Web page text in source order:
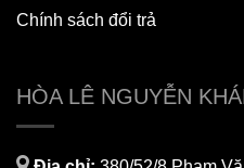
Chính sách đổi trả
HÒA LÊ NGUYỄN